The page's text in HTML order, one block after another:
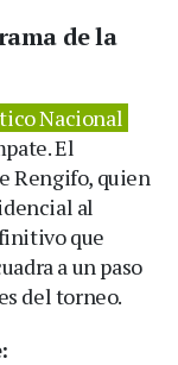
de la
Nacional
El
Rengifo, quien
al
que
a un paso
del torneo.